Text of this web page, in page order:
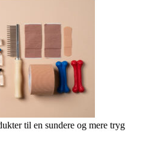
til en sundere og mere tryg